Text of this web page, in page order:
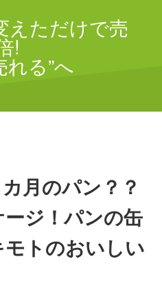
えただけで売
!
れる”へ
月のパン？？
ジ！パンの缶
トのおいしい